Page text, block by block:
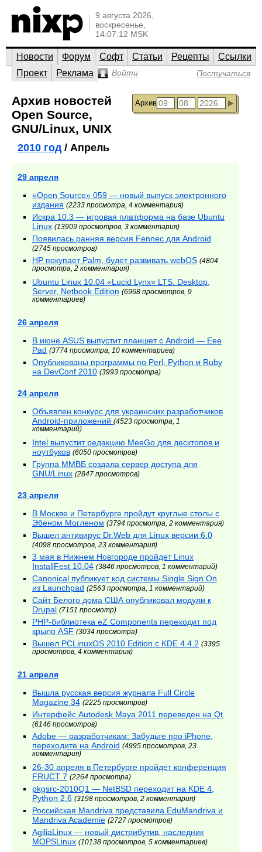
9 августа 2026,
воскресенье,
14:07:12 MSK
Новости Форум Софт Статьи Рецепты
Ссылки
Проект
Реклама Войти Постучаться
Архив
Архив новостей
Open Source,
GNU/Linux, UNIX
2010 год/ Апрель
29 апреля
«Open Source» 059 — новый выпуск электронного
издания (2233 просмотра, 4 комментария)
Искра 10.3 — игровая платформа на базе Ubuntu
Linux (13909 просмотров, 3 комментария)
Появилась ранняя версия Fennec для Android
(2745 просмотров)
HP покупает Palm, будет развивать webOS (4804
просмотра, 2 комментария)
Ubuntu Linux 10.04 «Lucid Lynx» LTS: Desktop,
Server, Netbook Edition (6968 просмотров, 9
комментариев)
26 апреля
В июне ASUS выпустит планшет с Android — Eee
Pad (3774 просмотра, 10 комментариев)
Опубликованы программы по Perl, Python и Ruby
на DevConf 2010 (3993 просмотра)
24 апреля
Объявлен конкурс для украинских разработчиков
Android-приложений (4523 просмотра, 1
комментарий)
Intel выпустит редакцию MeeGo для десктопов и
ноутбуков (6050 просмотров)
Группа ММВБ создала сервер доступа для
GNU/Linux (2847 просмотров)
23 апреля
В Москве и Петербурге пройдут круглые столы с
Эбеном Могленом (3794 просмотра, 2 комментария)
Вышел антивирус Dr.Web для Linux версии 6.0
(4098 просмотров, 23 комментария)
3 мая в Нижнем Новгороде пройдет Linux
InstallFest 10.04 (3846 просмотров, 1 комментарий)
Canonical публикует код системы Single Sign On
из Launchpad (2563 просмотра, 1 комментарий)
Сайт Белого дома США опубликовал модули к
Drupal (7151 просмотр)
PHP-библиотека eZ Components переходит под
крыло ASF (3034 просмотра)
Вышел PCLinuxOS 2010 Edition с KDE 4.4.2 (3395
просмотров, 4 комментария)
21 апреля
Вышла русская версия журнала Full Circle
Magazine 34 (2225 просмотров)
Интерфейс Autodesk Maya 2011 переведен на Qt
(6146 просмотров)
Adobe — разработчикам: Забудьте про iPhone,
переходите на Android (4995 просмотров, 23
комментария)
26-30 апреля в Петербурге пройдет конференция
FRUCT 7 (2264 просмотра)
pkgsrc-2010Q1 — NetBSD переходит на KDE 4,
Python 2.6 (3198 просмотров, 2 комментария)
Российская Mandriva представила EduMandriva и
Mandriva Academie (2727 просмотров)
AgiliaLinux — новый дистрибутив, наследник
MOPSLinux (10138 просмотров, 5 комментариев)